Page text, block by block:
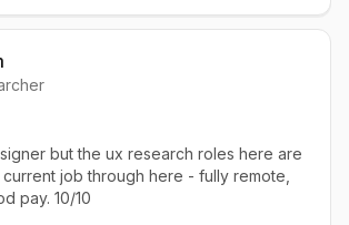
but the ux research roles here are
job through here - fully remote,
pay. 10/10